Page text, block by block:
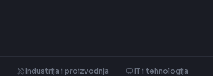
Industrija i proizvodnja IT i tehnologija